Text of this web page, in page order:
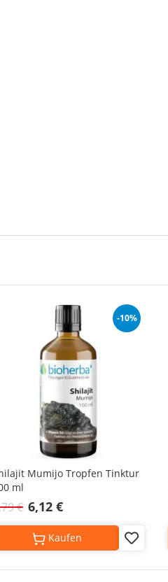
-10%
Mumijo Tropfen Tinktur
ml
6,12 €
€
Add
Wish
Kaufen